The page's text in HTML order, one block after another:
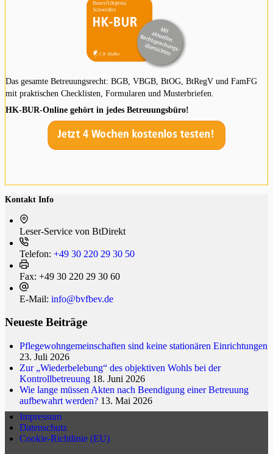
Das gesamte Betreuungsrecht: BGB, VBGB, BtOG, BtRegV und FamFG
mit praktischen Checklisten, Formularen und Musterbriefen.
HK-BUR-Online gehört in jedes Betreuungsbüro!
Kontakt Info
Leser-Service von BtDi­rekt
Telefon: +49 30 220 29 30 50
Fax: +49 30 220 29 30 60
E-Mail: info@bvfbev.de
Neueste Beiträge
Pflegewohngemeinschaften sind keine stationären Einrichtungen
23. Juli 2026
Zur „Wiederbelebung“ des objektiven Wohls bei der
Kontrollbetreuung 18. Juni 2026
Wie lange müssen Akten nach Beendigung einer Betreuung
aufbewahrt werden? 13. Mai 2026
Impressum
Datenschutz
Cookie-Richtlinie (EU)